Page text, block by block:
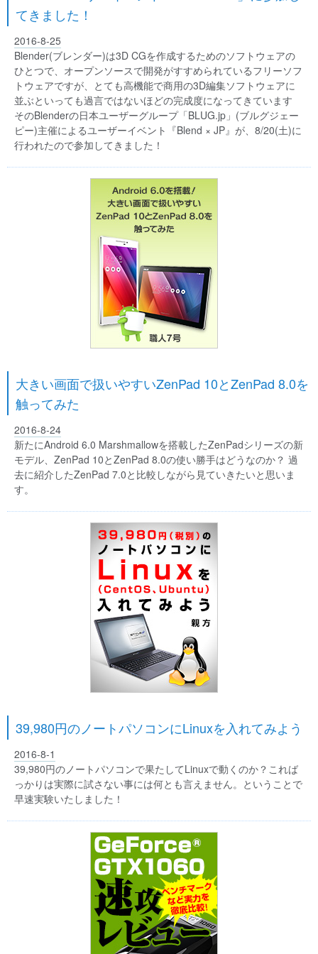
てきました！
2016-8-25
Blender(ブレンダー)は3D CGを作成するためのソフトウェアの
ひとつで、オープンソースで開発がすすめられているフリーソフ
トウェアですが、とても高機能で商用の3D編集ソフトウェアに
並ぶといっても過言ではないほどの完成度になってきています
そのBlenderの日本ユーザーグループ「BLUG.jp」(ブルグジェー
ピー)主催によるユーザーイベント『Blend × JP』が、8/20(土)に
行われたので参加してきました！
大きい画面で扱いやすいZenPad 10とZenPad 8.0を
触ってみた
2016-8-24
新たにAndroid 6.0 Marshmallowを搭載したZenPadシリーズの新
モデル、ZenPad 10とZenPad 8.0の使い勝手はどうなのか？ 過
去に紹介したZenPad 7.0と比較しながら見ていきたいと思いま
す。
39,980円のノートパソコンにLinuxを入れてみよう
2016-8-1
39,980円のノートパソコンで果たしてLinuxで動くのか？これば
っかりは実際に試さない事には何とも言えません。ということで
早速実験いたしました！